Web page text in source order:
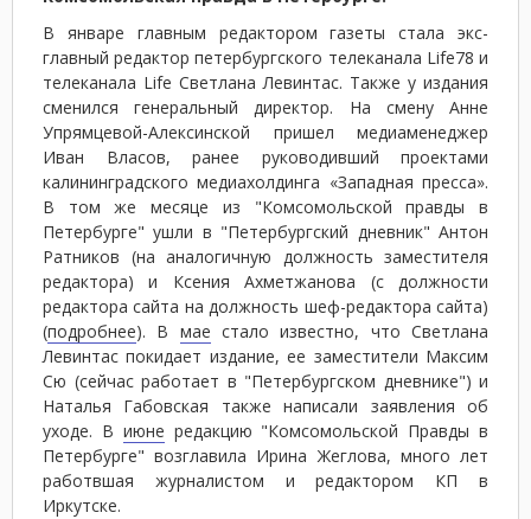
В январе главным редактором газеты стала экс-
главный редактор петербургского телеканала Life78 и
телеканала Life Светлана Левинтас. Также у издания
сменился генеральный директор. На смену Анне
Упрямцевой-Алексинской пришел медиаменеджер
Иван Власов, ранее руководивший проектами
калининградского медиахолдинга «Западная пресса».
В том же месяце из "Комсомольской правды в
Петербурге" ушли в "Петербургский дневник" Антон
Ратников (на аналогичную должность заместителя
редактора) и Ксения Ахметжанова (с должности
редактора сайта на должность шеф-редактора сайта)
(подробнее). В мае стало известно, что Светлана
Левинтас покидает издание, ее заместители Максим
Сю (сейчас работает в "Петербургском дневнике") и
Наталья Габовская также написали заявления об
уходе. В июне редакцию "Комсомольской Правды в
Петербурге" возглавила Ирина Жеглова, много лет
работвшая журналистом и редактором КП в
Иркутске.